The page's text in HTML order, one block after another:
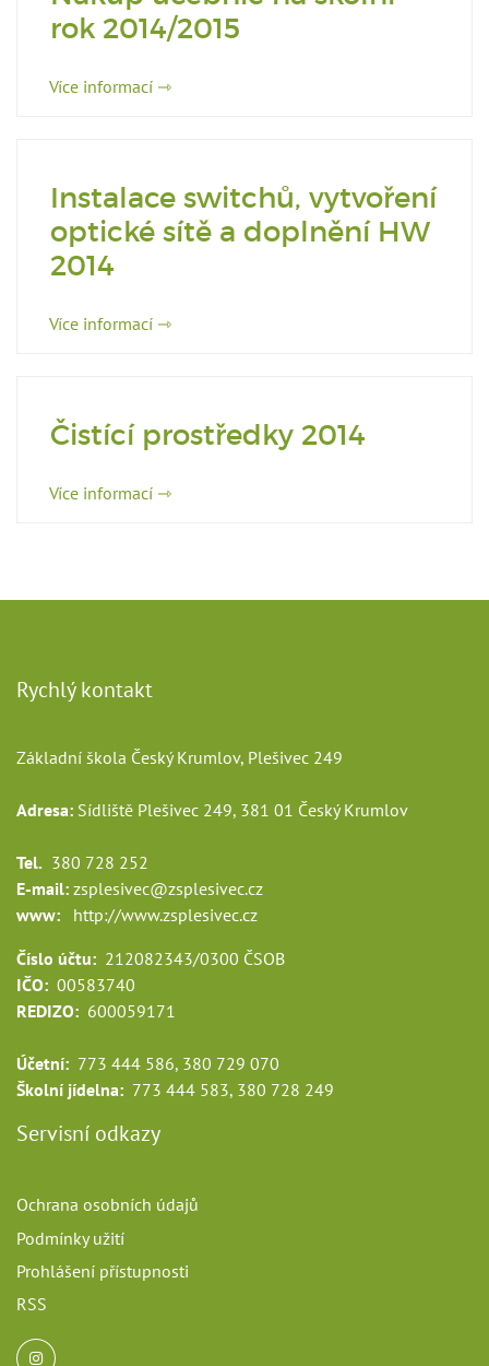
rok 2014/2015
Více informací ⇾
Instalace switchů, vytvoření
optické sítě a doplnění HW
2014
Více informací ⇾
Čistící prostředky 2014
Více informací ⇾
Rychlý kontakt
Základní škola Český Krumlov, Plešivec 249
Adresa: Sídliště Plešivec 249, 381 01 Český Krumlov
Tel. 380 728 252
E-mail: zsplesivec@zsplesivec.cz
www: http://www.zsplesivec.cz
Číslo účtu: 212082343/0300 ČSOB
IČO: 00583740
REDIZO: 600059171
Účetní: 773 444 586, 380 729 070
Školní jídelna: 773 444 583, 380 728 249
Servisní odkazy
Ochrana osobních údajů
Podmínky užití
Prohlášení přístupnosti
RSS